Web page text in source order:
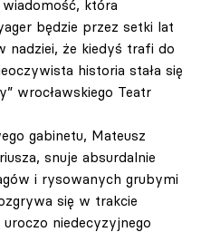
która
będzie przez setki lat
nadziei, że kiedyś trafi do
historia stała się
wrocławskiego Teatr
gabinetu, Mateusz
snuje absurdalnie
i rysowanych grubymi
się w trakcie
niedecyzyjnego